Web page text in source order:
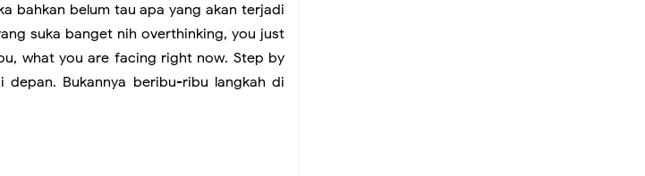
bahkan belum tau apa yang akan terjadi
suka banget nih overthinking, you just
what you are facing right now. Step by
Bukannya beribu-ribu langkah di